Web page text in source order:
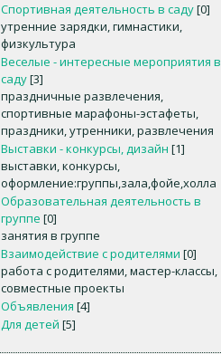
Спортивная деятельность в саду[0]
утренние зарядки, гимнастики,
физкультура
Веселые - интересные мероприятия в
саду[3]
праздничные развлечения,
спортивные марафоны-эстафеты,
праздники, утренники, развлечения
Выставки - конкурсы, дизайн [1]
выставки, конкурсы,
оформление:группы,зала,фойе,холла
Образовательная деятельность в
группе [0]
занятия в группе
Взаимодействие с родителями [0]
работа с родителями, мастер-классы,
совместные проекты
Объявления [4]
Для детей [5]